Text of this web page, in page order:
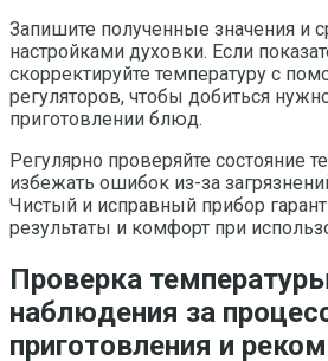
Запишите полученные значения и
настройками духовки. Если
скорректируйте температуру с
регуляторов, чтобы добиться
приготовлении блюд.
Регулярно проверяйте состояние
избежать ошибок из-за
Чистый и исправный прибор
результаты и комфорт при
Проверка
наблюдения за
приготовления и